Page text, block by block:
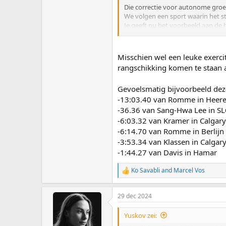
Die correctie voor autonome
We volgen een sport waarin het
Je geeft nu het voorbeeld aan de
voor een cijfers er uit
schaatsers op alle afstanden in
En dan nog blijft het lastig, want
vast nog meer kleine en grotere
romantische charme in het 'feit'
kunnen lachen. En
Misschien wel een leuke
rangschikking komen te
Gevoelsmatig bijvoorbeeld
-13:03.40 van Romme in
-36.36 van Sang-Hwa Lee in
-6:03.32 van Kramer in Calgary
-6:14.70 van Romme in Berlijn
-3:53.34 van Klassen in Calgary
-1:44.27 van Davis in Hamar
R
e
a
c
t
Ko Savabli and Marcel Vos
29 dec 2024
Yuskov zei: